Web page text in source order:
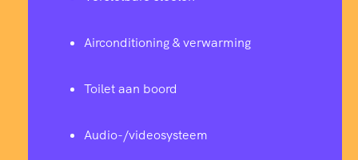
Airconditioning & verwarming
Toilet aan boord
Audio-/videosysteem
8
5
22
2